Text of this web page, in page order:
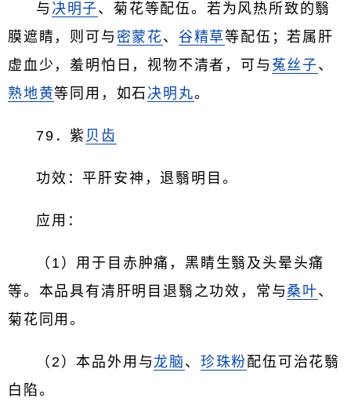
与 决明子、菊花等配伍。若为风热所致的翳
膜遮睛，则可与 密蒙花、 谷精草等配伍；若属肝
虚血少，羞明怕日，视物不清者，可与 菟丝子、
熟地黄等同用，如石决明丸。
79．紫 贝齿
功效：平肝安神，退翳明目。
应用：
（1）用于目赤肿痛，黑睛生翳及头晕头痛
等。本品具有清肝明目退翳之功效，常与 桑叶、
菊花同用。
（2）本品外用与 龙脑 、 珍珠粉配伍可治花翳
白陷。